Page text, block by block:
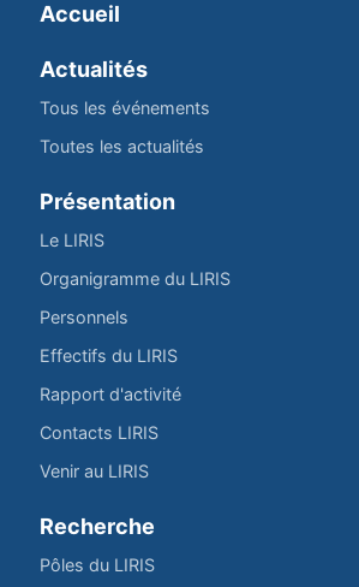
Accueil
Actualités
Tous les événements
Toutes les actualités
Présentation
Le LIRIS
Organigramme du LIRIS
Personnels
Effectifs du LIRIS
Rapport d'activité
Contacts LIRIS
Venir au LIRIS
Recherche
Pôles du LIRIS